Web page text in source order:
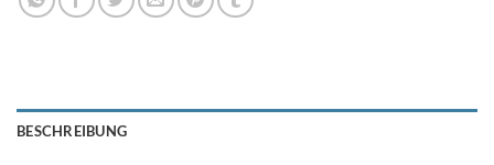
BESCHREIBUNG